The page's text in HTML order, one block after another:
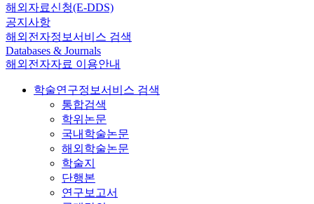
해외자료신청(E-DDS)
공지사항
해외전자정보서비스 검색
Databases & Journals
해외전자자료 이용안내
학술연구정보서비스 검색
통합검색
학위논문
국내학술논문
해외학술논문
학술지
단행본
연구보고서